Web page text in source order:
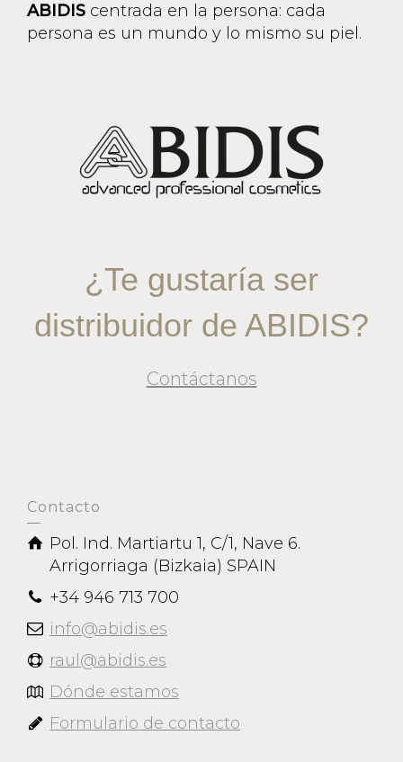
ABIDIS centrada en la persona: cada
persona es un mundo y lo mismo su piel.
¿Te gustaría ser
distribuidor de ABIDIS?
Contáctanos
Contacto
Pol. Ind. Martiartu 1, C/1, Nave 6.
Arrigorriaga (Bizkaia) SPAIN
+34 946 713 700
info@abidis.es
raul@abidis.es
Dónde estamos
Formulario de contacto